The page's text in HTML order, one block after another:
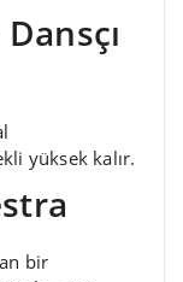
yüksek kalır.
bir